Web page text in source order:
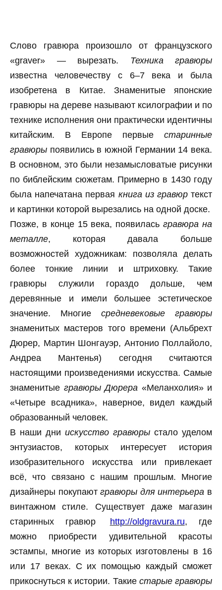
Слово гравюра произошло от французского
«graver» — вырезать. Техника гравюры
известна человечеству с 6–7 века и была
изобретена в Китае. Знаменитые японские
гравюры на дереве называют ксилографии и по
технике исполнения они практически идентичны
китайским. В Европе первые старинные
гравюры появились в южной Германии 14 века.
В основном, это были незамысловатые рисунки
по библейским сюжетам. Примерно в 1430 году
была напечатана первая книга из гравюртекст
и картинки которой вырезались на одной доске.
Позже, в конце 15 века, появиласьгравюра на
металле, которая давала больше
возможностей художникам: позволяла делать
более тонкие линии и штриховку. Такие
гравюры служили гораздо дольше, чем
деревянные и имели большее эстетическое
значение. Многие средневековые гравюры
знаменитых мастеров того времени (Альбрехт
Дюрер, Мартин Шонгауэр, Антонио Поллайоло,
Андреа Мантенья) сегодня считаются
настоящими произведениями искусства. Самые
знаменитые гравюры Дюрера «Меланхолия» и
«Четыре всадника», наверное, видел каждый
образованный человек.
В наши дни искусство гравюры стало уделом
энтузиастов, которых интересует история
изобразительного искусства или привлекает
всё, что связано с нашим прошлым. Многие
дизайнеры покупаютгравюры для интерьера в
винтажном стиле. Существует даже магазин
старинных гравюр
http://oldgravura.ru, где
можно приобрести удивительной красоты
эстампы, многие из которых изготовлены в 16
или 17 веках. С их помощью каждый сможет
прикоснуться к истории. Такие старые гравюры